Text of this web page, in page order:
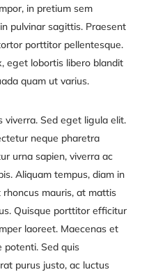
in pretium sem
pulvinar sagittis. Praesent
porttitor pellentesque.
eget lobortis libero blandit
quam ut varius.
viverra. Sed eget ligula elit.
neque pharetra
urna sapien, viverra ac
Aliquam tempus, diam in
mauris, at mattis
Quisque porttitor efficitur
laoreet. Maecenas et
potenti. Sed quis
purus justo, ac luctus